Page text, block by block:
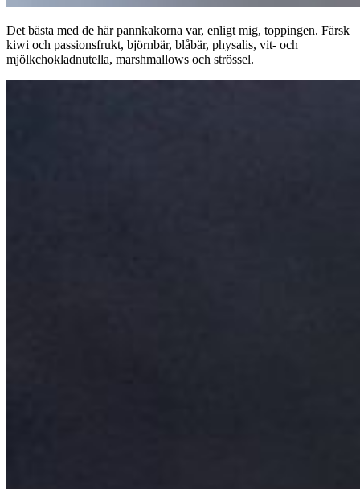
Det bästa med de här pannkakorna var, enligt mig, toppingen. Färsk
kiwi och passionsfrukt, björnbär, blåbär, physalis, vit- och
mjölkchokladnutella, marshmallows och strössel.